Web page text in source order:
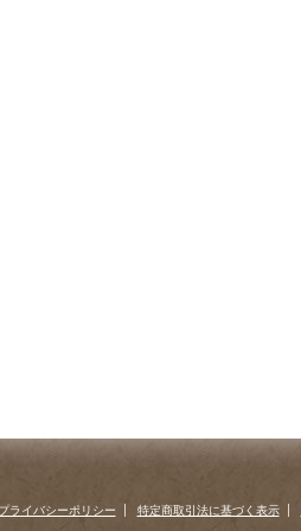
ライバシーポリシー 特定商取引法に基づく表示